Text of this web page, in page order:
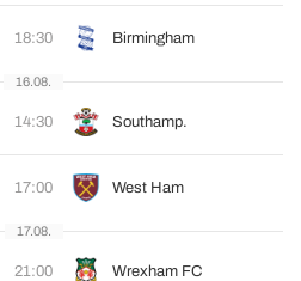
18:30 Birmingham
16.08.
14:30 Southamp.
17:00 West Ham
17.08.
21:00 Wrexham FC